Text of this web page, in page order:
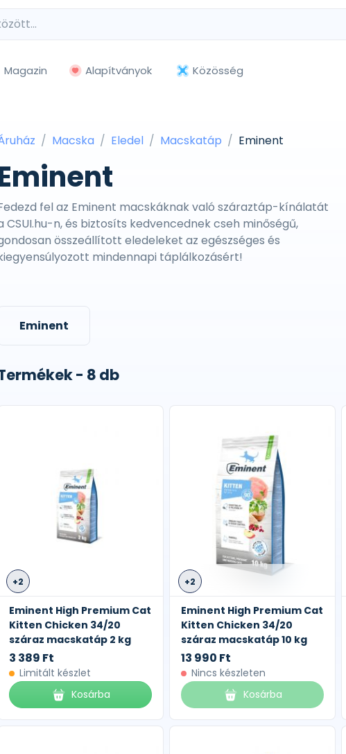
Magazin Alapítványok Közösség
Macska Eledel Macskatáp Eminent
fel az Eminent macskáknak való száraztáp-kínálatát
CSUI.hu-n, és biztosíts kedvencednek cseh minőségű,
összeállított eledeleket az egészséges és
mindennapi táplálkozásért!
Eminent
- 8 db
+2
Eminent High Premium Cat
Kitten Chicken 34/20
száraz macskatáp 2 kg
3 389 Ft
Limitált készlet
Kosárba
+2
Eminent High Premium Cat
Kitten Chicken 34/20
száraz macskatáp 10 kg
13 990 Ft
Nincs készleten
Kosárba